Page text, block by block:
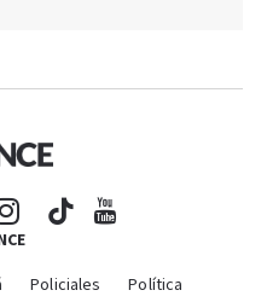
Policiales Política